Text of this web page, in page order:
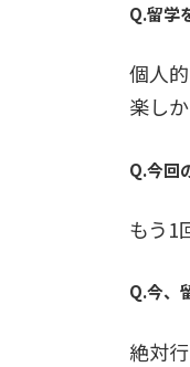
Q.留学
個人
楽し
Q.今回
もう1
Q.今、
絶対